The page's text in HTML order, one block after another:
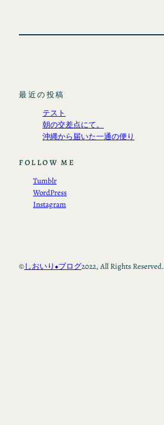
最近の投稿
テスト
朝の交差点にて。
沖縄から届いた一通の便り
FOLLOW ME
Tumblr
WordPress
Instagram
©しおいり◆ブログ2022, All Rights Reserved.